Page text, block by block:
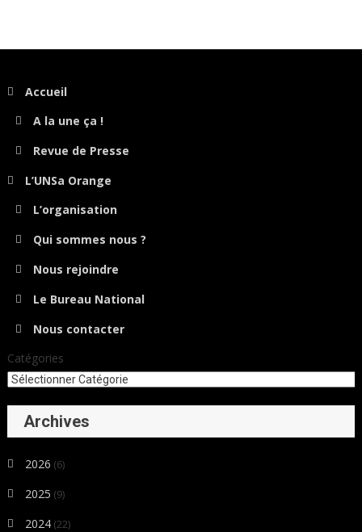
Accueil
A la une ça !
Revue de Presse
L’UNSa Orange
L’organisation
Qui sommes nous ?
Nous rejoindre
Le Bureau National
Nous contacter
Catégories
Archives
2026 (6)
2025 (9)
2024 (22)